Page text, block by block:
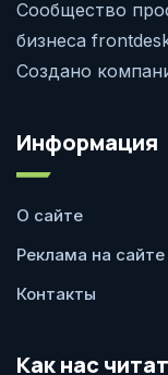
Сообщество
бизнеса
Создано
Информация
О сайте
Реклама на сайте
Контакты
Как нас